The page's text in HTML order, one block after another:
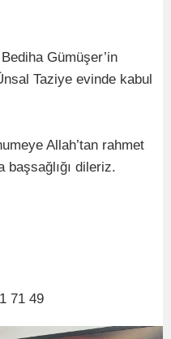
Gümüşer’in
Taziye evinde kabul
Allah’tan rahmet
başsağlığı dileriz.
71 49